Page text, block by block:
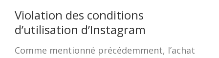
Violation des conditions
d’utilisation d’Instagram
Comme mentionné précédemment, l’achat